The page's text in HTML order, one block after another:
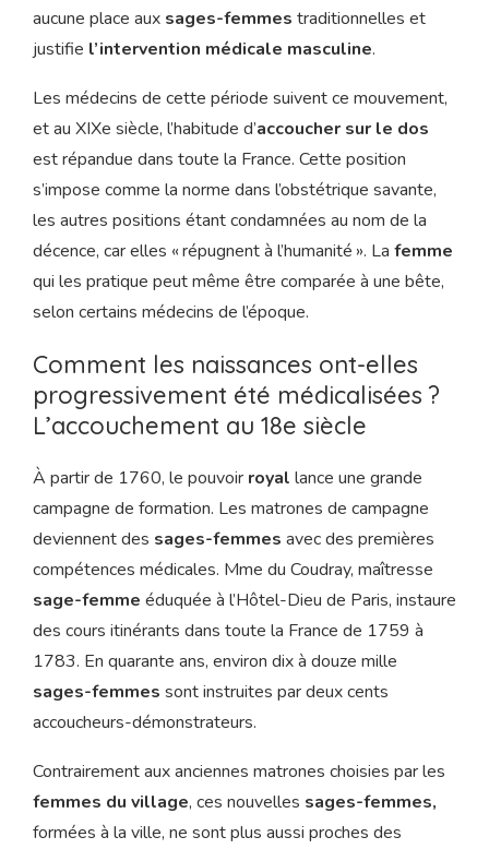
aucune place aux sages-femmes traditionnelles et
justifie l’intervention médicale masculine.
Les médecins de cette période suivent ce mouvement,
et au XIXe siècle, l’habitude d’accoucher sur le dos
est répandue dans toute la France. Cette position
s’impose comme la norme dans l’obstétrique savante,
les autres positions étant condamnées au nom de la
décence, car elles « répugnent à l’humanité ». La femme
qui les pratique peut même être comparée à une bête,
selon certains médecins de l’époque.
Comment les naissances ont-elles
progressivement été médicalisées ?
L’accouchement au 18e siècle
À partir de 1760, le pouvoir royal lance une grande
campagne de formation. Les matrones de campagne
deviennent des sages-femmes avec des premières
compétences médicales. Mme du Coudray, maîtresse
sage-femme éduquée à l’Hôtel-Dieu de Paris, instaure
des cours itinérants dans toute la France de 1759 à
1783. En quarante ans, environ dix à douze mille
sages-femmes sont instruites par deux cents
accoucheurs-démonstrateurs.
Contrairement aux anciennes matrones choisies par les
femmes du village, ces nouvelles sages-femmes,
formées à la ville, ne sont plus aussi proches des